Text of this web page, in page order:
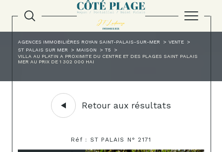
AGENCES IMMOBILIÈRES ROYAN SAINT-PALAIS-SUR-MER
VENTE
ST PALAIS SUR MER
MAISON
T5
VILLA AU PLATIN A PROXIMITE DU CENTRE ET DES PLAGES SAINT PALAIS
MER AU PRIX DE 1 302 000 HAI
Retour aux résultats
Réf : ST PALAIS N° 2171